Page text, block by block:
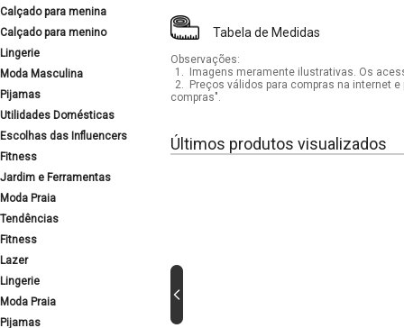
Calçado para menina
Calçado para menino
Lingerie
Moda Masculina
Pijamas
Utilidades Domésticas
Escolhas das Influencers
Fitness
Jardim e Ferramentas
Moda Praia
Tendências
Fitness
Lazer
Lingerie
Moda Praia
Pijamas
Tabela de Medidas
Observações:
1.
Imagens meramente ilustrativas. Os
2.
Preços válidos para compras na internet
compras".
Últimos produtos visualizados